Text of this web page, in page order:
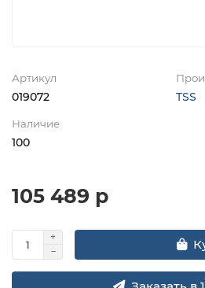
Артикул
019072 TSS
Наличие
100
105 489 р